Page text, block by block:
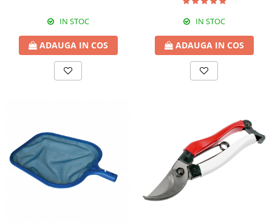
IN STOC
ADAUGA IN COS
IN STOC
ADAUGA IN COS